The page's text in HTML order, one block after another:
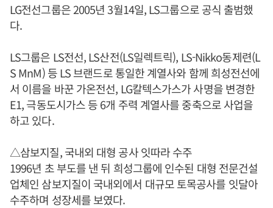
LG전선그룹은 2005년 3월14일, LS그룹으로 공식 출범했
다.
LS그룹은 LS전선, LS산전(LS일렉트릭), LS-Nikko동제련(L
S MnM) 등 LS 브랜드로 통일한 계열사와 함께 희성전선에
서 이름을 바꾼 가온전선, LG칼텍스가스가 사명을 변경한
E1, 극동도시가스 등 6개 주력 계열사를 중축으로 사업을
하고 있다.
△삼보지질, 국내외 대형 공사 잇따라 수주
1996년 초 부도를 낸 뒤 희성그룹에 인수된 대형 전문건설
업체인 삼보지질이 국내외에서 대규모 토목공사를 잇달아
수주하며 성장세를 보였다.